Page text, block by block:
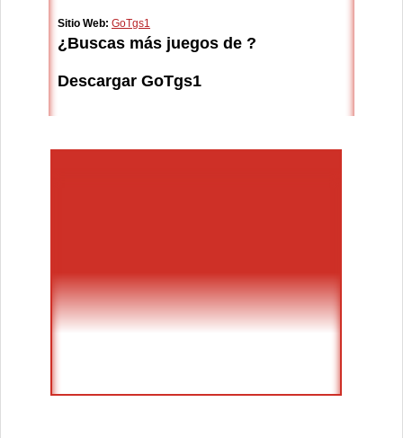
Sitio Web: GoTgs1
¿Buscas más juegos de ?
Descargar GoTgs1